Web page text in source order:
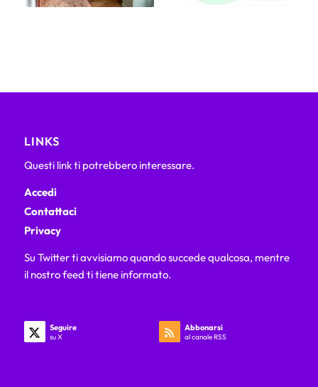
LINKS
Questi link ti potrebbero interessare.
Accedi
Contattaci
Privacy
Su Twitter ti avvisiamo quando succede qualcosa, mentre
il nostro feed ti tiene informato.
Seguire
su X
Abbonarsi
al canale RSS